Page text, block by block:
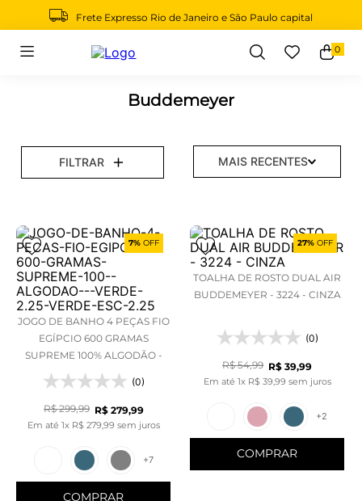
Frete Expresso Rio de Janeiro e São Paulo capital
0
Buddemeyer
FILTRAR MAIS RECENTES
7% OFF
JOGO DE BANHO 4 PEÇAS FIO
EGÍPCIO 600 GRAMAS
SUPREME 100% ALGODÃO -
VERDE 2.25/VERDE ESC 2.25
(0)
R$ 299,99 R$ 279,99
Em até 1x R$ 279 99 sem juros
+7
COMPRAR
27% OFF
TOALHA DE ROSTO DUAL AIR
BUDDEMEYER - 3224 - CINZA
(0)
R$ 54,99 R$ 39,99
Em até 1x R$ 39 99 sem juros
+2
COMPRAR